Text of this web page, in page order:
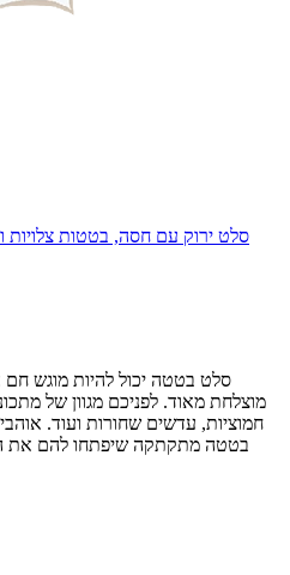
סלט ירוק עם חסה, בטטות צלויות
סלט בטטה יכול להיות מוגש
מוצלחת מאוד. לפניכם מגוון של
חמוציות, עדשים שחורות ועוד.
בטטה מתקתקה שיפתחו להם את